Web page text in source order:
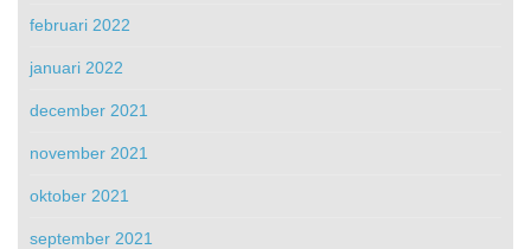
februari 2022
januari 2022
december 2021
november 2021
oktober 2021
september 2021